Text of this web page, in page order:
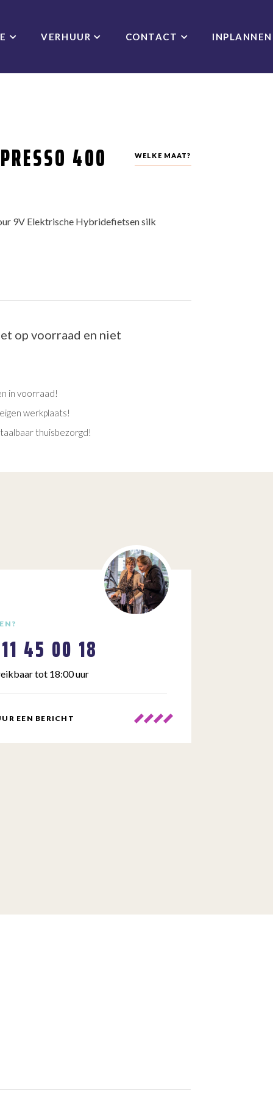
VERHUUR CONTACT INPLANNEN
WELKE MAAT?
400
9V Elektrische Hybridefietsen silk
op voorraad en niet
in voorraad!
werkplaats!
thuisbezorgd!
45 00 18
tot 18:00 uur
EEN BERICHT